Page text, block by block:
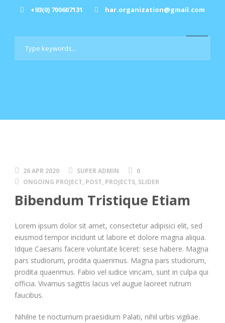
+93(0) 700607131 har.organization@gmail.com
26 APR 2020 SUPER ADMIN
0
ONGOING PROJECT, POST, PROJECTS, SLIDER
Bibendum Tristique Etiam
Lorem ipsum dolor sit amet, consectetur adipisici elit, sed
eiusmod tempor incidunt ut labore et dolore magna aliqua.
Idque Caesaris facere voluntate liceret: sese habere. Magna
pars studiorum, prodita quaerimus. Magna pars studiorum,
prodita quaerimus. Fabio vel iudice vincam, sunt in culpa qui
officia. Vivamus sagittis lacus vel augue laoreet rutrum
faucibus.
Nihilne te nocturnum praesidium Palati, nihil urbis vigiliae.